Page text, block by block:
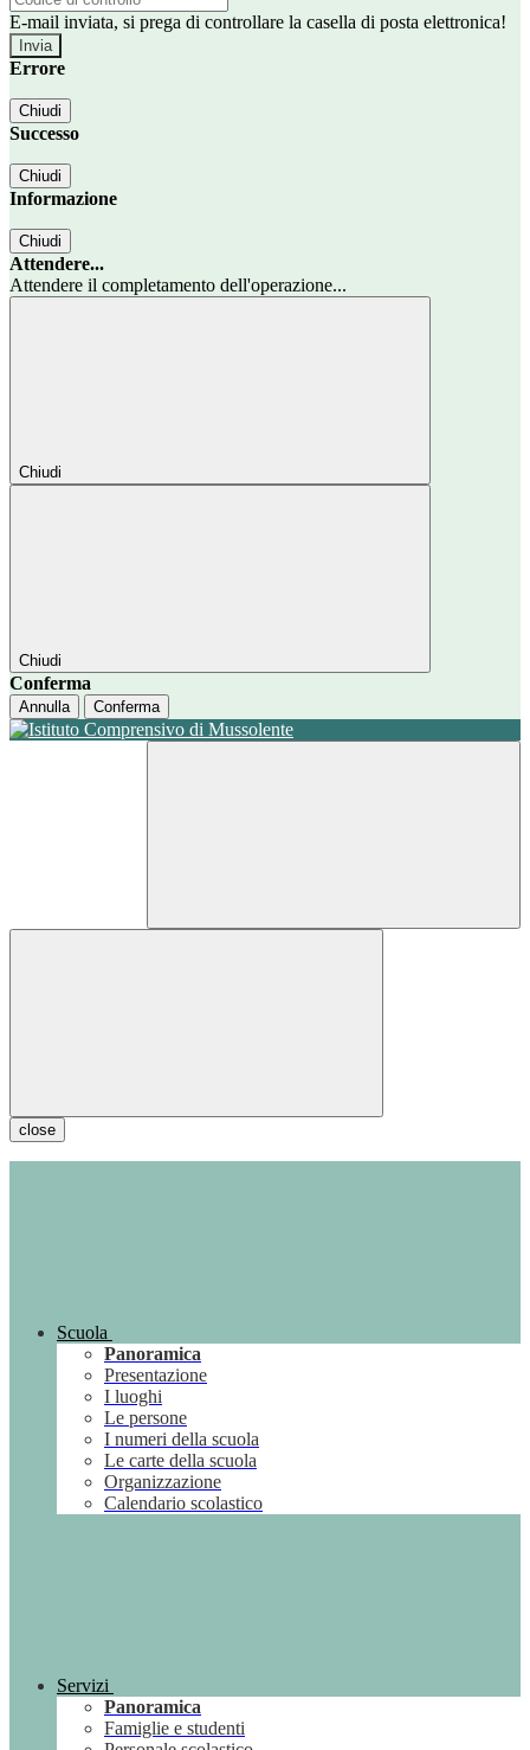
E-mail inviata, si prega di controllare la casella di posta elettronica!
Errore
Chiudi
Successo
Chiudi
Informazione
Chiudi
Attendere...
Attendere il completamento dell'operazione...
Chiudi
Chiudi
Conferma
Annulla Conferma
close
Scuola
Panoramica
Presentazione
I luoghi
Le persone
I numeri della scuola
Le carte della scuola
Organizzazione
Calendario scolastico
Servizi
Panoramica
Famiglie e studenti